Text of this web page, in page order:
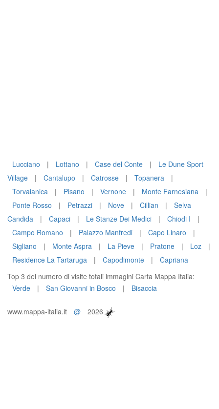
Lucciano | Lottano | Case del Conte |
Le Dune Sport
Village
| Cantalupo | Catrosse | Topanera
|
Torvaianica
| Pisano | Vernone | Monte Farnesiana
|
Ponte Rosso
| Petrazzi | Nove | Cillian |
Selva
Candida
| Capaci | Le Stanze Dei Medici | Chiodi I
|
Campo Romano
| Palazzo Manfredi | Capo Linaro
|
Sigliano
| Monte Aspra | La Pieve | Pratone | Loz
|
Residence La Tartaruga
| Capodimonte |
Capriana
Top 3 del numero di visite totali immagini Carta Mappa Italia:
Verde
| San Giovanni in Bosco | Bisaccia
www.mappa-italia.it @ 2026